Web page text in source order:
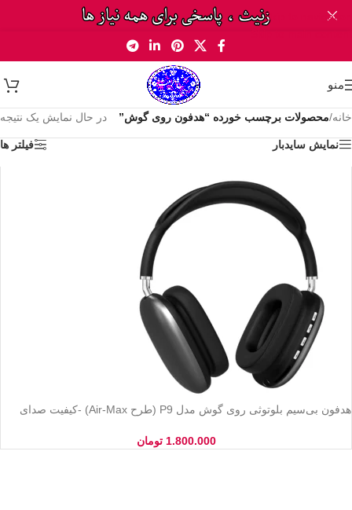
Skip to navigation
منو
خانه/محصولات برچسب خورده “هدفون روی گوش” در حال نمایش یک نتیجه
نمایش سایدبار فیلتر ها
هدفون بی‌سیم بلوتوثی روی گوش مدل P9 (طرح Air-Max) -کیفیت صدای
1.800.000 تومان